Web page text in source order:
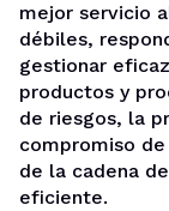
mejor servicio
débiles,
gestionar
productos y
de riesgos, la
compromiso
de la cadena
eficiente.